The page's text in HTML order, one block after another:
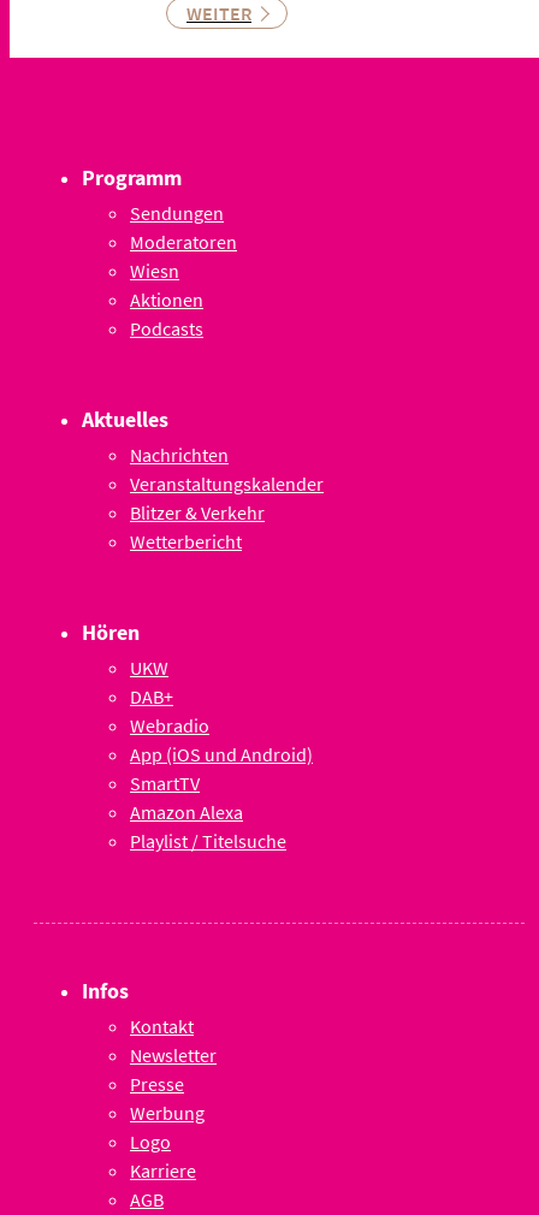
WEITER
Programm
Sendungen
Moderatoren
Wiesn
Aktionen
Podcasts
Aktuelles
Nachrichten
Veranstaltungskalender
Blitzer & Verkehr
Wetterbericht
Hören
UKW
DAB+
Webradio
App (iOS und Android)
SmartTV
Amazon Alexa
Playlist / Titelsuche
Infos
Kontakt
Newsletter
Presse
Werbung
Logo
Karriere
AGB